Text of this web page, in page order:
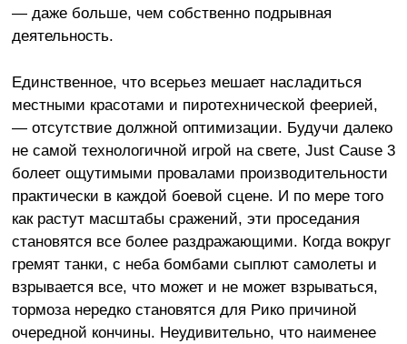
— даже больше, чем собственно подрывная
деятельность.
Единственное, что всерьез мешает насладиться
местными красотами и пиротехнической феерией,
— отсутствие должной оптимизации. Будучи далеко
не самой технологичной игрой на свете, Just Cause 3
болеет ощутимыми провалами производительности
практически в каждой боевой сцене. И по мере того
как растут масштабы сражений, эти проседания
становятся все более раздражающими. Когда вокруг
гремят танки, с неба бомбами сыплют самолеты и
взрывается все, что может и не может взрываться,
тормоза нередко становятся для Рико причиной
очередной кончины. Неудивительно, что наименее